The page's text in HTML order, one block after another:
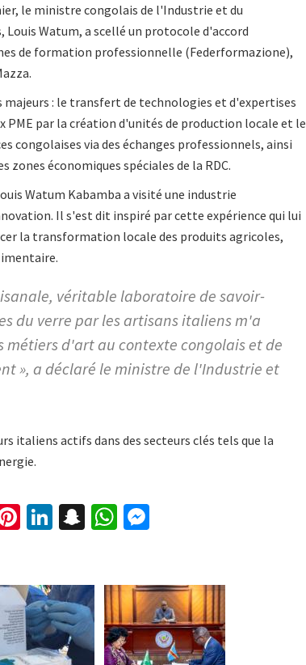
le ministre congolais de l'Industrie et du
Watum, a scellé un protocole d'accord
de formation professionnelle (Federformazione),
: le transfert de technologies et d'expertises
PME par la création d'unités de production locale et le
congolaises via des échanges professionnels, ainsi
économiques spéciales de la RDC.
Watum Kabamba a visité une industrie
Il s'est dit inspiré par cette expérience qui lui
la transformation locale des produits agricoles,
véritable laboratoire de savoir-
du verre par les artisans italiens m'a
d'art au contexte congolais et de
», a déclaré le ministre de l'Industrie et
italiens actifs dans des secteurs clés tels que la
m
Pi
nt
es
t
Li
n
dI
n
S
n
pc
h
at
W
h
sA
p
p
n
ge
r